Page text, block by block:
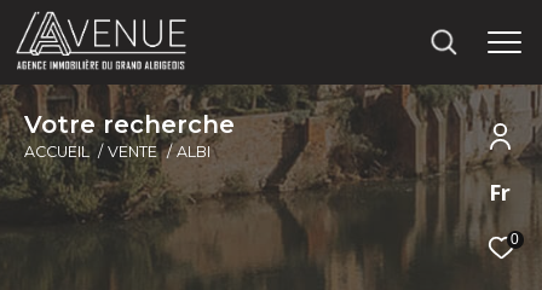
Fr
0
Votre recherche
ACCUEIL VENTE ALBI